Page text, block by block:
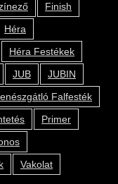
Finish
Héra
Héra Festékek
JUB
JUBIN
Falfesték
Primer
Vakolat